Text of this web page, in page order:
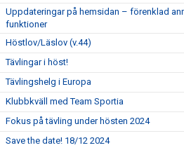
Uppdateringar på hemsidan – förenklad
funktioner
Höstlov/Läslov (v.44)
Tävlingar i höst!
Tävlingshelg i Europa
Klubbkväll med Team Sportia
Fokus på tävling under hösten 2024
Save the date! 18/12 2024